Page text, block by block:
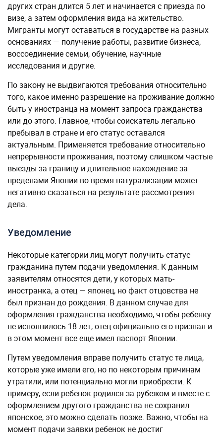
других стран длится 5 лет и начинается с приезда по
визе, а затем оформления вида на жительство.
Мигранты могут оставаться в государстве на разных
основаниях — получение работы, развитие бизнеса,
воссоединение семьи, обучение, научные
исследования и другие.
По закону не выдвигаются требования относительно
того, какое именно разрешение на проживание должно
быть у иностранца на момент запроса гражданства
или до этого. Главное, чтобы соискатель легально
пребывал в стране и его статус оставался
актуальным. Применяется требование относительно
непрерывности проживания, поэтому слишком частые
выезды за границу и длительное нахождение за
пределами Японии во время натурализации может
негативно сказаться на результате рассмотрения
дела.
Уведомление
Некоторые категории лиц могут получить статус
гражданина путем подачи уведомления. К данным
заявителям относятся дети, у которых мать-
иностранка, а отец — японец, но факт отцовства не
был признан до рождения. В данном случае для
оформления гражданства необходимо, чтобы ребенку
не исполнилось 18 лет, отец официально его признал и
в этом момент все еще имел паспорт Японии.
Путем уведомления вправе получить статус те лица,
которые уже имели его, но по некоторым причинам
утратили, или потенциально могли приобрести. К
примеру, если ребенок родился за рубежом и вместе с
оформлением другого гражданства не сохранил
японское, это можно сделать позже. Важно, чтобы на
момент подачи заявки ребенок не достиг